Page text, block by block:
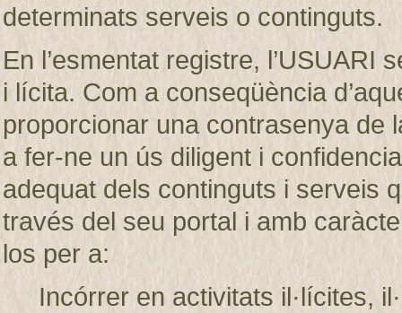
determinats serveis o continguts.
En l’esmentat registre, l’USUARI
i lícita. Com a conseqüència
proporcionar una contrasenya de
a fer-ne un ús diligent i
adequat dels continguts i serveis
través del seu portal i amb
los per a:
Incórrer en activitats il·lícites,